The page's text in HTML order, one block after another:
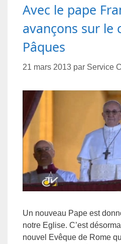
Avec le pape
avançons sur le
Pâques
21 mars 2013 par Service
Un nouveau Pape est
notre Eglise. C’est
nouvel Evêque de Rome